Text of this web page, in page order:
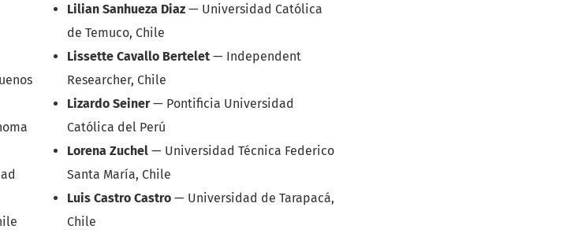
Lilian Sanhueza Diaz — Universidad Católica
de Temuco, Chile
Lissette Cavallo Bertelet — Independent
Researcher, Chile
Lizardo Seiner— Pontificia Universidad
Católica del Perú
Lorena Zuchel — Universidad Técnica Federico
Santa María, Chile
Luis Castro Castro — Universidad de Tarapacá,
Chile